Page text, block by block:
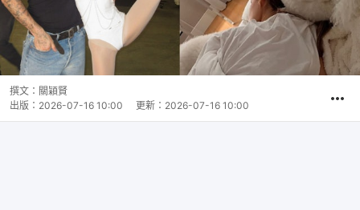
撰文： 關穎賢
出版： 2026-07-16 10:00 更新： 2026-07-16 10:00